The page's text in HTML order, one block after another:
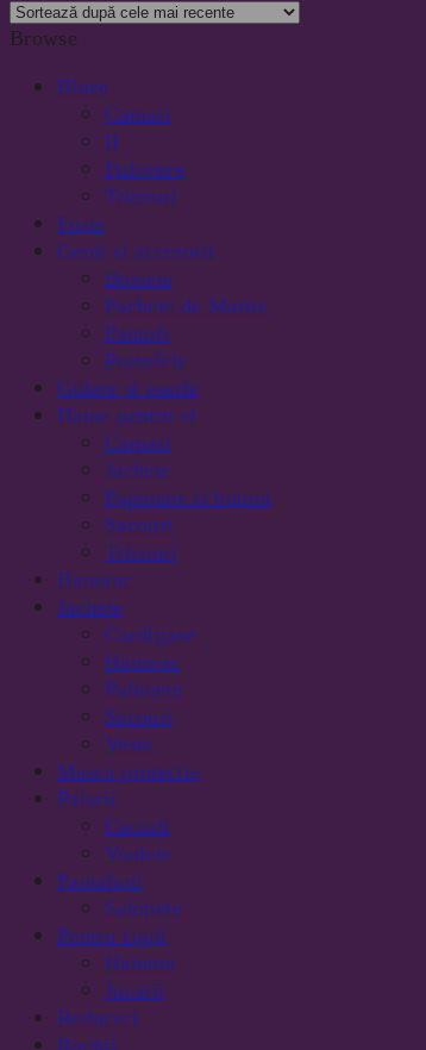
Browse
Bluze
Camasi
II
Pulovere
Tricouri
Fuste
Genti si accesorii
Borsete
Pachete de Martie
Pantofi
Portofele
Gulere si esarfe
Haine pentru el
Camasi
Jachete
Papioane si butoni
Sacouri
Tricouri
Hanorac
Jachete
Cardigane
Hanorac
Paltoane
Sacouri
Veste
Masca protectie
Palarii
Caciuli
Voalete
Pantaloni
Salopete
Pentru copii
Hainute
Jucarii
Reduceri
Rochii